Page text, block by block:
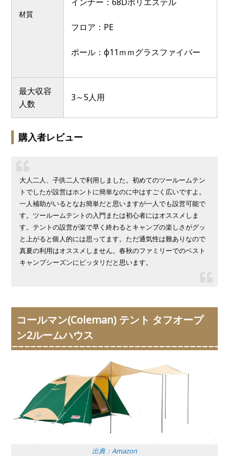
材質
フロア：PE
ポール：φ11ｍｍグラスファイバー
最大収容
人数
3～5人用
購入者レビュー
大人二人、子供二人で利用しました。初めてのツールームテン
トでしたが設営はホントに簡単なのに中はすごく広いですよ。
一人補助がいるとなお簡単だと思いますが一人でも設営可能で
す。ツールームテントの入門または初心者にはオススメしま
す。テントの設営が楽で早く終わるとキャンプの楽しさがグッ
と上がると個人的には思ってます。ただ通気性は難ありなので
真夏の利用はオススメしません。春秋のファミリーでのベスト
キャンプシーズンにピッタリだと思います。
コールマン(Coleman) テント タフオープ
ン2ルームハウス
出典：Amazon